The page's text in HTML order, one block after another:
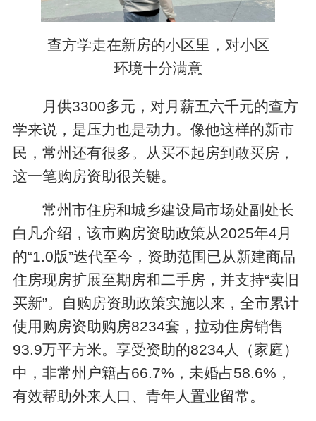
查方学走在新房的小区里，对小区
环境十分满意
月供3300多元，对月薪五六千元的查方
学来说，是压力也是动力。像他这样的新市
民，常州还有很多。从买不起房到敢买房，
这一笔购房资助很关键。
常州市住房和城乡建设局市场处副处长
白凡介绍，该市购房资助政策从2025年4月
的“1.0版”迭代至今，资助范围已从新建商品
住房现房扩展至期房和二手房，并支持“卖旧
买新”。自购房资助政策实施以来，全市累计
使用购房资助购房8234套，拉动住房销售
93.9万平方米。享受资助的8234人（家庭）
中，非常州户籍占66.7%，未婚占58.6%，
有效帮助外来人口、青年人置业留常。